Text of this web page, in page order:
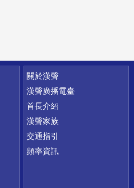
關於漢聲
漢聲廣播電臺
首長介紹
漢聲家族
交通指引
頻率資訊